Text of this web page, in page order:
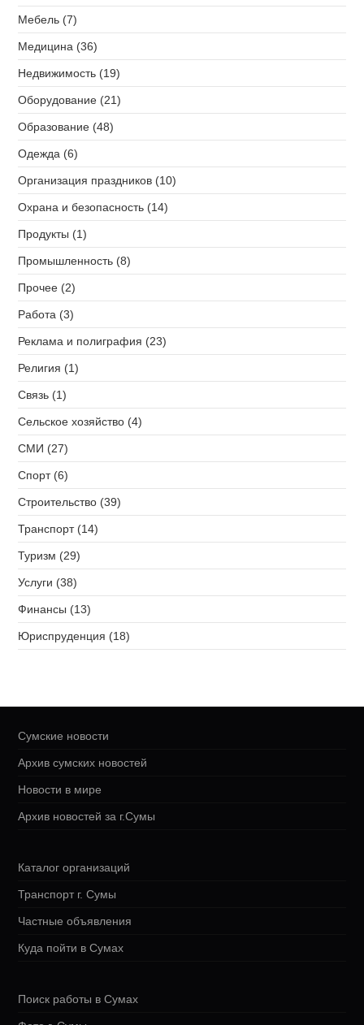
Мебель (7)
Медицина (36)
Недвижимость (19)
Оборудование (21)
Образование (48)
Одежда (6)
Организация праздников (10)
Охрана и безопасность (14)
Продукты (1)
Промышленность (8)
Прочее (2)
Работа (3)
Реклама и полиграфия (23)
Религия (1)
Связь (1)
Сельское хозяйство (4)
СМИ (27)
Спорт (6)
Строительство (39)
Транспорт (14)
Туризм (29)
Услуги (38)
Финансы (13)
Юриспруденция (18)
Сумские новости
Архив сумских новостей
Новости в мире
Архив новостей за г.Сумы
Каталог организаций
Транспорт г. Сумы
Частные объявления
Куда пойти в Сумах
Поиск работы в Сумах